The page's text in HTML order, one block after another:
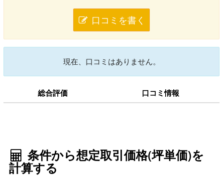
口コミを書く
現在、口コミはありません。
総合評価 口コミ情報
条件から想定取引価格(坪単価)を
計算する